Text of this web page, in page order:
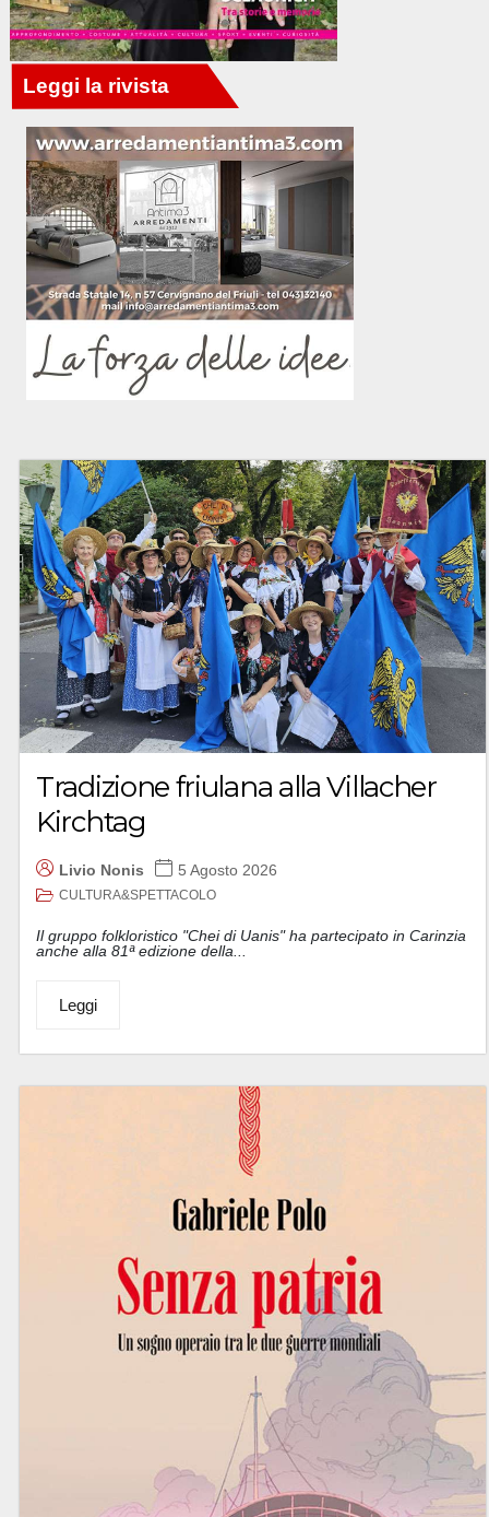
Tradizione friulana alla Villacher
Kirchtag
Livio Nonis 5 Agosto 2026
CULTURA&SPETTACOLO
Il gruppo folkloristico "Chei di Uanis" ha partecipato in Carinzia
anche alla 81ª edizione della...
Leggi